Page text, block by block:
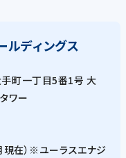
ルディングス
町一丁目5番1号 大
ワー
在）※ユーラスエナジ